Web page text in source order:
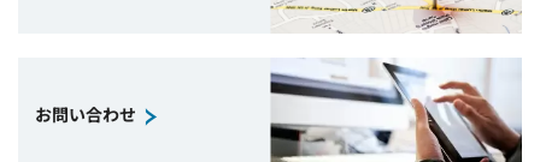
お問い合わせ